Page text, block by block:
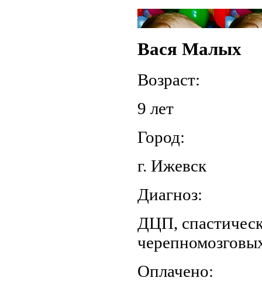
Вася Малых
Возраст:
9 лет
Город:
г. Ижевск
Диагноз:
ДЦП,
Оплачено: